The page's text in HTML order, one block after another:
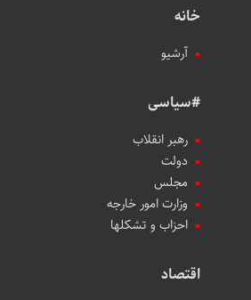
خانه
آرشیو
#سیاسی
رهبر انقلاب
دولت
مجلس
وزارت امور خارجه
احزاب و تشکلها
اقتصاد